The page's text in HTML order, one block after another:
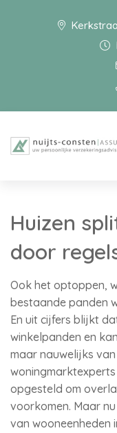
Huizen
door
Ook het optoppen,
bestaande panden
En uit cijfers blijkt
winkelpanden en
maar nauwelijks
opgesteld om
voorkomen. Maar
van wooneenheden